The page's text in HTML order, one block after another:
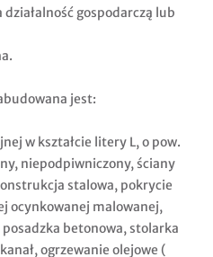
działalność gospodarczą lub
jest:
w kształcie litery L, o pow.
niepodpiwniczony, ściany
stalowa, pokrycie
ocynkowanej malowanej,
betonowa, stolarka
ogrzewanie olejowe (